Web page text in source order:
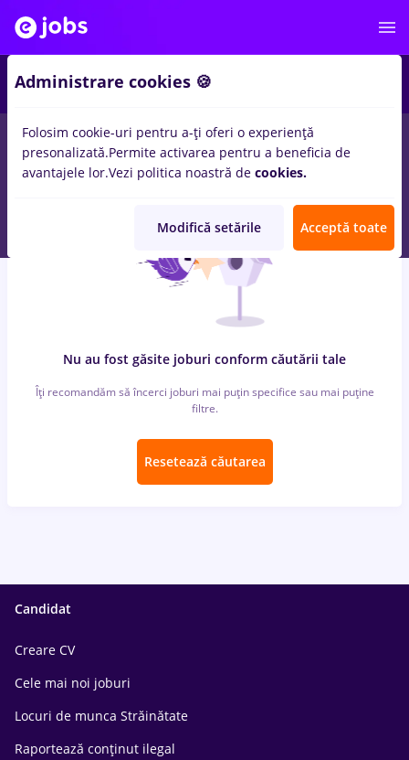
locuri de muncacu salarii 3ds max in Bucuresti
Sanatate
Nu au fost găsite joburi conform căutării tale
Îți recomandăm să încerci joburi mai puțin specifice sau mai puține
filtre.
Resetează căutarea
Candidat
Creare CV
Cele mai noi joburi
Locuri de munca Străinătate
Raportează conținut ilegal
Administrare cookies 🍪
Folosim cookie-uri pentru a-ți oferi o experiență
presonalizată.Permite activarea pentru a beneficia de
avantajele lor.Vezi politica noastră de cookies.
Modifică setările Acceptă toate